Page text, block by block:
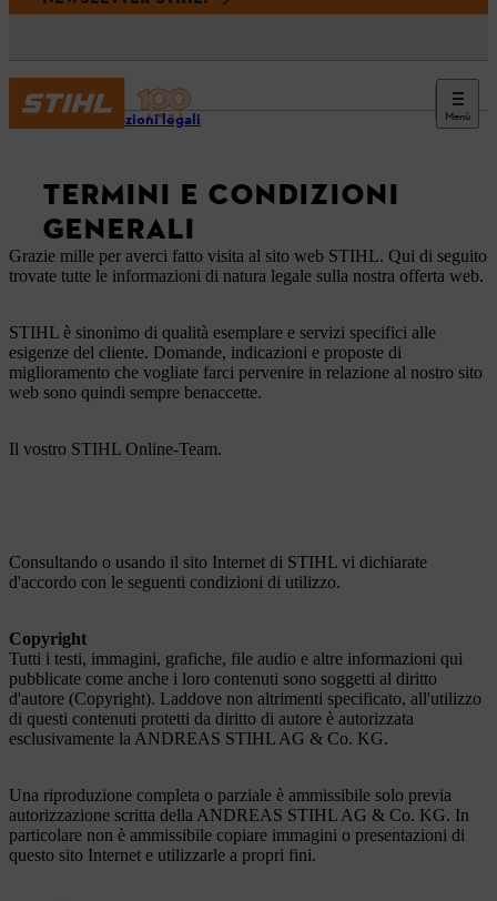
Menù
Informazioni legali
TERMINI E CONDIZIONI
GENERALI
Grazie mille per averci fatto visita al sito web STIHL. Qui di seguito
trovate tutte le informazioni di natura legale sulla nostra offerta web.
STIHL è sinonimo di qualità esemplare e servizi specifici alle
esigenze del cliente. Domande, indicazioni e proposte di
miglioramento che vogliate farci pervenire in relazione al nostro sito
web sono quindi sempre benaccette.
Il vostro STIHL Online-Team.
Consultando o usando il sito Internet di STIHL vi dichiarate
d'accordo con le seguenti condizioni di utilizzo.
Copyright
Tutti i testi, immagini, grafiche, file audio e altre informazioni qui
pubblicate come anche i loro contenuti sono soggetti al diritto
d'autore (Copyright). Laddove non altrimenti specificato, all'utilizzo
di questi contenuti protetti da diritto di autore è autorizzata
esclusivamente la ANDREAS STIHL AG & Co. KG.
Una riproduzione completa o parziale è ammissibile solo previa
autorizzazione scritta della ANDREAS STIHL AG & Co. KG. In
particolare non è ammissibile copiare immagini o presentazioni di
questo sito Internet e utilizzarle a propri fini.